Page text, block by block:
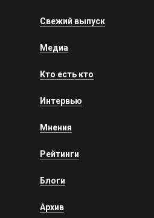
Свежий выпуск
Медиа
Кто есть кто
Интервью
Мнения
Рейтинги
Блоги
Архив